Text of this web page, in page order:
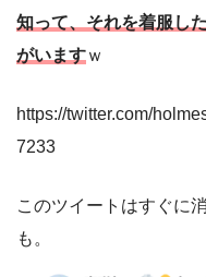
知って、それを着服し
がいますｗ
https://twitter.com/
7233
このツイートはすぐに
も。